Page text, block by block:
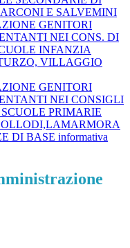
E SALVEMINI
GENITORI
NEI CONS. DI
INFANZIA
VILLAGGIO
GENITORI
NEI CONSIGLI
PRIMARIE
DI BASE informativa